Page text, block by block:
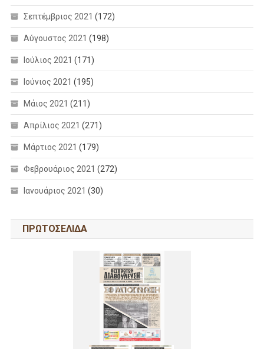
Σεπτέμβριος 2021 (172)
Αύγουστος 2021 (198)
Ιούλιος 2021 (171)
Ιούνιος 2021 (195)
Μάιος 2021 (211)
Απρίλιος 2021 (271)
Μάρτιος 2021 (179)
Φεβρουάριος 2021 (272)
Ιανουάριος 2021 (30)
ΠΡΩΤΟΣΕΛΙΔΑ